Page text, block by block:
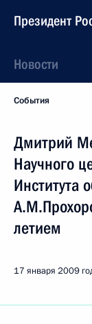
Президент
Новости
События
Дмитрий
Научного
Института
летием
17 января 2009